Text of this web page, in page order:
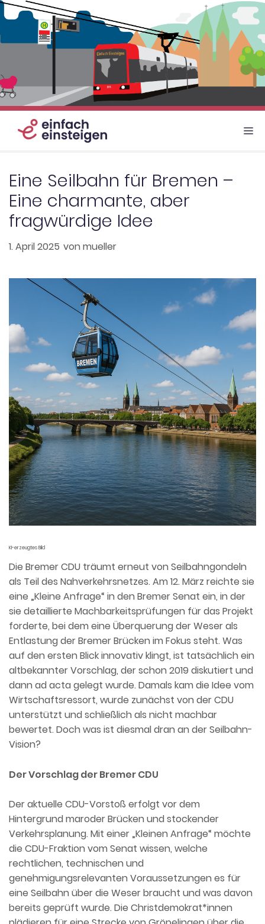
Zum
Inhalt
springen
Eine Seilbahn für Bremen –
Eine charmante, aber
fragwürdige Idee
1. April 2025 vonmueller
KI-erzeugtes Bild
Die Bremer CDU träumt erneut von Seilbahngondeln
als Teil des Nahverkehrsnetzes. Am 12. März reichte sie
eine „Kleine Anfrage“ in den Bremer Senat ein, in der
sie detaillierte Machbarkeitsprüfungen für das Projekt
forderte, bei dem eine Überquerung der Weser als
Entlastung der Bremer Brücken im Fokus steht. Was
auf den ersten Blick innovativ klingt, ist tatsächlich ein
altbekannter Vorschlag, der schon 2019 diskutiert und
dann ad acta gelegt wurde. Damals kam die Idee vom
Wirtschaftsressort, wurde zunächst von der CDU
unterstützt und schließlich als nicht machbar
bewertet. Doch was ist diesmal dran an der Seilbahn-
Vision?
Der Vorschlag der Bremer CDU
Der aktuelle CDU-Vorstoß erfolgt vor dem
Hintergrund maroder Brücken und stockender
Verkehrsplanung. Mit einer „Kleinen Anfrage“ möchte
die CDU-Fraktion vom Senat wissen, welche
rechtlichen, technischen und
genehmigungsrelevanten Voraussetzungen es für
eine Seilbahn über die Weser braucht und was davon
bereits geprüft wurde. Die Christdemokrat*innen